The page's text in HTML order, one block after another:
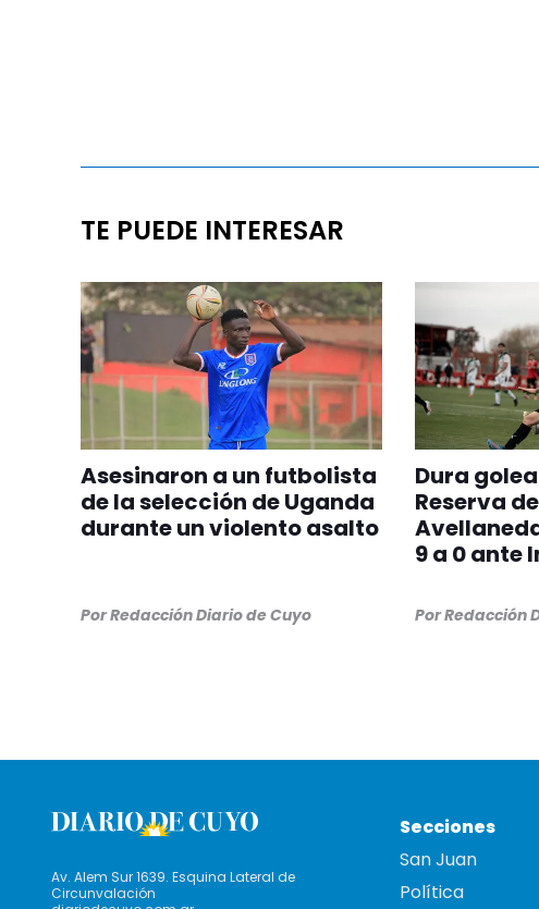
TE PUEDE INTERESAR
Asesinaron a un futbolista
de la selección de Uganda
durante un violento asalto
PorRedacción Diario de Cuyo
Dura
Reserva
9 a 0 ante
PorRedacción
Av. Alem Sur 1639. Esquina Lateral de
Circunvalación
Secciones
San Juan
Política